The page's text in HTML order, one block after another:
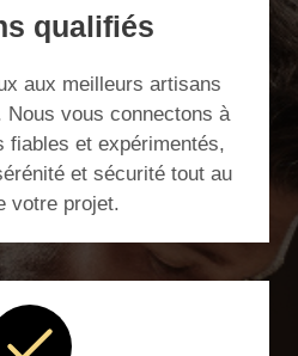
qualifiés
aux meilleurs artisans
vous connectons à
fiables et expérimentés,
et sécurité tout au
votre projet.